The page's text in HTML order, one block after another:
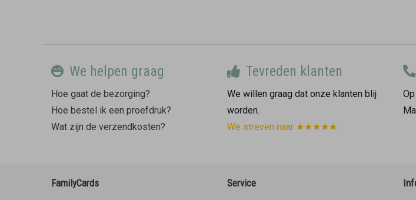
We helpen graag
Hoe gaat de bezorging?
Hoe bestel ik een proefdruk?
Wat zijn de verzendkosten?
Tevreden klanten
We willen graag dat onze klanten blij
worden.
We streven naar ★★★★★.
FamilyCards Service